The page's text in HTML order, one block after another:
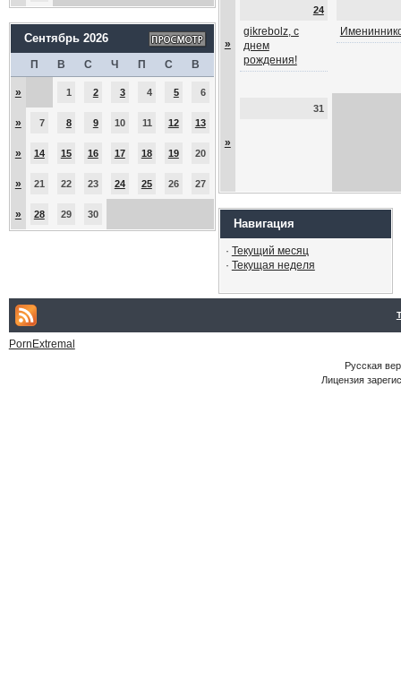
Сентябрь 2026
П В С Ч П С В
» 1 2 3 4 5 6
» 7 8 9 10 11 12 13
» 14 15 16 17 18 19 20
» 21 22 23 24 25 26 27
» 28 29 30
»
24
gikrebolz, с
днем
рождения!
»
31
Навигация
· Текущий месяц
· Текущая неделя
PornExtremal
Русская
Лицензия